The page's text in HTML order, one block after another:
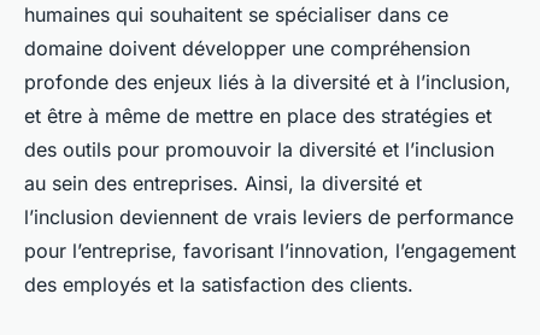
humaines qui souhaitent se spécialiser dans ce
domaine doivent développer une compréhension
profonde des enjeux liés à la diversité et à l’inclusion,
et être à même de mettre en place des stratégies et
des outils pour promouvoir la diversité et l’inclusion
au sein des entreprises. Ainsi, la diversité et
l’inclusion deviennent de vrais leviers de performance
pour l’entreprise, favorisant l’innovation, l’engagement
des employés et la satisfaction des clients.